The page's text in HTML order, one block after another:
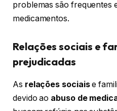
problemas são frequentes
medicamentos.
Relações sociais e
prejudicadas
As relações sociaise
devido ao abuso de